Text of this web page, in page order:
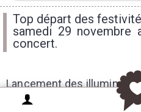
Top départ des
samedi 29 novembre
concert.
Lancement des
novembre 2025 à la Ciotat